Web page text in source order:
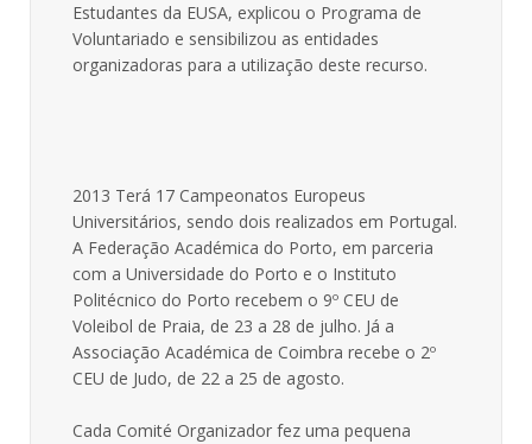
Estudantes da EUSA, explicou o Programa de
Voluntariado e sensibilizou as entidades
organizadoras para a utilização deste recurso.
2013 Terá 17 Campeonatos Europeus
Universitários, sendo dois realizados em Portugal.
A Federação Académica do Porto, em parceria
com a Universidade do Porto e o Instituto
Politécnico do Porto recebem o 9º CEU de
Voleibol de Praia, de 23 a 28 de julho. Já a
Associação Académica de Coimbra recebe o 2º
CEU de Judo, de 22 a 25 de agosto.
Cada Comité Organizador fez uma pequena